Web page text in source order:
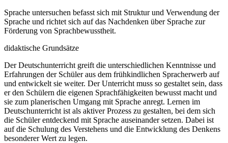
Sprache untersuchen befasst sich mit Struktur und Verwendung der
Sprache und richtet sich auf das Nachdenken über Sprache zur
Förderung von Sprachbewusstheit.
didaktische Grundsätze
Der Deutschunterricht greift die unterschiedlichen Kenntnisse und
Erfahrungen der Schüler aus dem frühkindlichen Spracherwerb auf
und entwickelt sie weiter. Der Unterricht muss so gestaltet sein, dass
er den Schülern die eigenen Sprachfähigkeiten bewusst macht und
sie zum planerischen Umgang mit Sprache anregt. Lernen im
Deutschunterricht ist als aktiver Prozess zu gestalten, bei dem sich
die Schüler entdeckend mit Sprache auseinander setzen. Dabei ist
auf die Schulung des Verstehens und die Entwicklung des Denkens
besonderer Wert zu legen.